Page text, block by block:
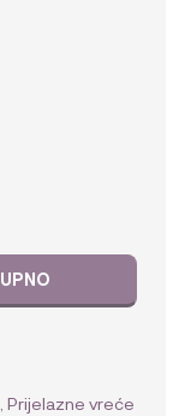
Prijelazne vreće